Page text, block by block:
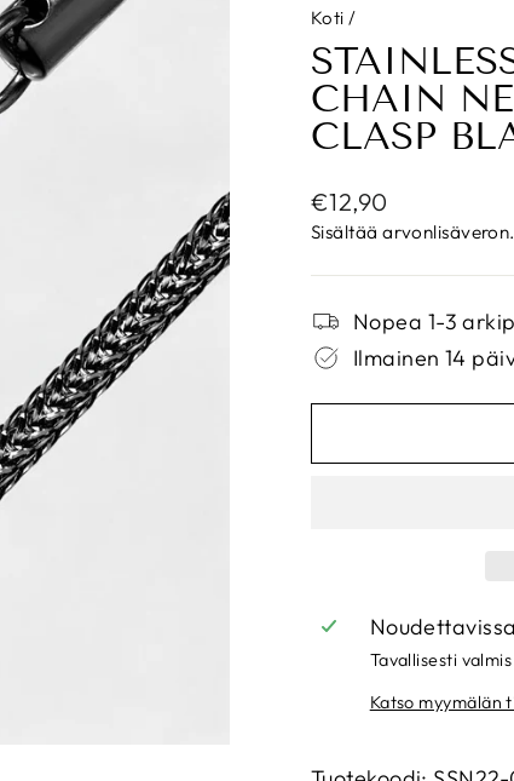
Koti /
CHAIN
CLASP
Normaalihinta
€12,90
Sisältää
Nopea 1-3
Ilmainen 14
Tavallisesti
Katso myymälän